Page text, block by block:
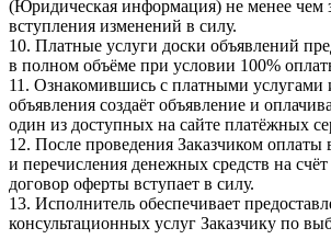
(Юридическая информация) не менее чем
вступления изменений в силу.
10. Платные услуги доски объявлений
в полном объёме при условии 100%
11. Ознакомившись с платными услугами
объявления создаёт объявление и
один из доступных на сайте платёжных
12. После проведения Заказчиком
и перечисления денежных средств на
договор оферты вступает в силу.
13. Исполнитель обеспечивает
консультационных услуг Заказчику по